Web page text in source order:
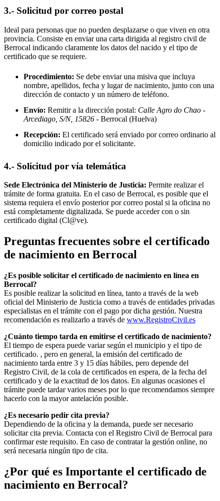
3.- Solicitud por correo postal
Ideal para personas que no pueden desplazarse o que viven en otra
provincia. Consiste en enviar una carta dirigida al registro civil de
Berrocal indicando claramente los datos del nacido y el tipo de
certificado que se requiere.
Procedimiento: Se debe enviar una misiva que incluya
nombre, apellidos, fecha y lugar de nacimiento, junto con una
dirección de contacto y un número de teléfono.
Envío: Remitir a la dirección postal: Calle Agro do Chao -
Arcediago, S/N, 15826 - Berrocal (Huelva)
Recepción: El certificado será enviado por correo ordinario al
domicilio indicado por el solicitante.
4.- Solicitud por vía telemática
Sede Electrónica del Ministerio de Justicia: Permite realizar el
trámite de forma gratuita. En el caso de Berrocal, es posible que el
sistema requiera el envío posterior por correo postal si la oficina no
está completamente digitalizada. Se puede acceder con o sin
certificado digital (Cl@ve).
Preguntas frecuentes sobre el certificado
de nacimiento en Berrocal
¿Es posible solicitar el certificado de nacimiento en línea en
Berrocal?
Es posible realizar la solicitud en línea, tanto a través de la web
oficial del Ministerio de Justicia como a través de entidades privadas
especialistas en el trámite con el pago por dicha gestión. Nuestra
recomendación es realizarlo a través de www.RegistroCivil.es
¿Cuánto tiempo tarda en emitirse el certificado de nacimiento?
El tiempo de espera puede variar según el municipio y el tipo de
certificado. , pero en general, la emisión del certificado de
nacimiento tarda entre 3 y 15 días hábiles, pero depende del
Registro Civil, de la cola de certificados en espera, de la fecha del
certificado y de la exactitud de los datos. En algunas ocasiones el
trámite puede tardar varios meses por lo que recomendamos siempre
hacerlo con la mayor antelación posible.
¿Es necesario pedir cita previa?
Dependiendo de la oficina y la demanda, puede ser necesario
solicitar cita previa. Contacta con el Registro Civil de Berrocal para
confirmar este requisito. En caso de contratar la gestión online, no
será necesaria ningún tipo de cita.
¿Por qué es Importante el certificado de
nacimiento en Berrocal ?